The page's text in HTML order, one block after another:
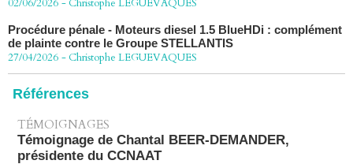
de plainte contre le Groupe STELLANTIS
27/04/2026 -Christophe LEGUEVAQUES
Péage autoroute : tout savoir (ou presque) sur l'action
collective ouverte le 2 avril
07/04/2026 -Christophe LEGUEVAQUES
Références
TÉMOIGNAGES
Témoignage de Chantal BEER-DEMANDER,
présidente du CCNAAT